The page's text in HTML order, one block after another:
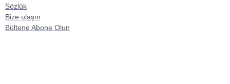
Sözlük
Bize ulaşın
Bültene Abone Olun